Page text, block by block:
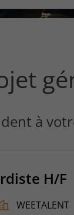
à
H/F
WEETALENT